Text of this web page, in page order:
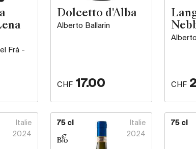
Frà -
Dolcetto d'Alba
Alberto Ballarin
CHF 17.00 CHF
Italie
2024
75 cl
Italie
2024
75 cl